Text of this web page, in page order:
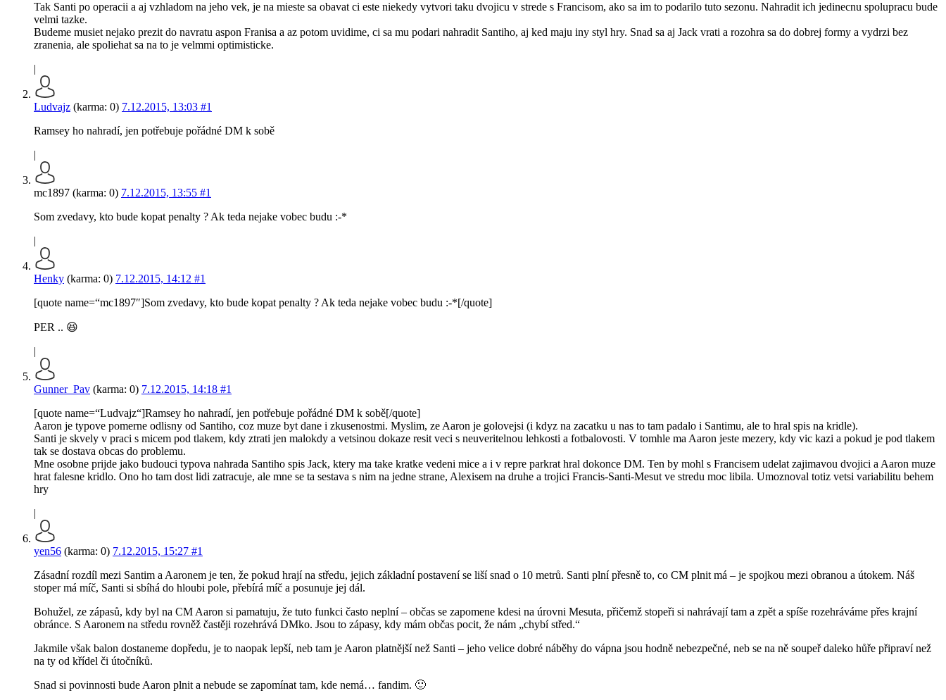
Tak Santi po operacii a aj vzhladom na jeho vek, je na mieste sa obavat ci este niekedy vytvori taku dvojicu v strede s Francisom, ako sa im to podarilo tuto sezonu. Nahradit ich jedinecnu spolupracu bude
velmi tazke.
Budeme musiet nejako prezit do navratu aspon Franisa a az potom uvidime, ci sa mu podari nahradit Santiho, aj ked maju iny styl hry. Snad sa aj Jack vrati a rozohra sa do dobrej formy a vydrzi bez
zranenia, ale spoliehat sa na to je velmmi optimisticke.
|
Ludvajz (karma: 0) 7.12.2015, 13:03 #1
Ramsey ho nahradí, jen potřebuje pořádné DM k sobě
|
mc1897 (karma: 0) 7.12.2015, 13:55 #1
Som zvedavy, kto bude kopat penalty ? Ak teda nejake vobec budu :-*
|
Henky (karma: 0) 7.12.2015, 14:12 #1
[quote name=“mc1897″]Som zvedavy, kto bude kopat penalty ? Ak teda nejake vobec budu :-*[/quote]
PER .. 😆
|
Gunner_Pav (karma: 0) 7.12.2015, 14:18 #1
[quote name=“Ludvajz“]Ramsey ho nahradí, jen potřebuje pořádné DM k sobě[/quote]
Aaron je typove pomerne odlisny od Santiho, coz muze byt dane i zkusenostmi. Myslim, ze Aaron je golovejsi (i kdyz na zacatku u nas to tam padalo i Santimu, ale to hral spis na kridle).
Santi je skvely v praci s micem pod tlakem, kdy ztrati jen malokdy a vetsinou dokaze resit veci s neuveritelnou lehkosti a fotbalovosti. V tomhle ma Aaron jeste mezery, kdy vic kazi a pokud je pod tlakem
tak se dostava obcas do problemu.
Mne osobne prijde jako budouci typova nahrada Santiho spis Jack, ktery ma take kratke vedeni mice a i v repre parkrat hral dokonce DM. Ten by mohl s Francisem udelat zajimavou dvojici a Aaron muze
hrat falesne kridlo. Ono ho tam dost lidi zatracuje, ale mne se ta sestava s nim na jedne strane, Alexisem na druhe a trojici Francis-Santi-Mesut ve stredu moc libila. Umoznoval totiz vetsi variabilitu behem
hry
|
yen56 (karma: 0) 7.12.2015, 15:27 #1
Zásadní rozdíl mezi Santim a Aaronem je ten, že pokud hrají na středu, jejich základní postavení se liší snad o 10 metrů. Santi plní přesně to, co CM plnit má – je spojkou mezi obranou a útokem. Náš
stoper má míč, Santi si sbíhá do hloubi pole, přebírá míč a posunuje jej dál.
Bohužel, ze zápasů, kdy byl na CM Aaron si pamatuju, že tuto funkci často neplní – občas se zapomene kdesi na úrovni Mesuta, přičemž stopeři si nahrávají tam a zpět a spíše rozehráváme přes krajní
obránce. S Aaronem na středu rovněž častěji rozehrává DMko. Jsou to zápasy, kdy mám občas pocit, že nám „chybí střed.“
Jakmile však balon dostaneme dopředu, je to naopak lepší, neb tam je Aaron platnější než Santi – jeho velice dobré náběhy do vápna jsou hodně nebezpečné, neb se na ně soupeř daleko hůře připraví než
na ty od křídel či útočníků.
Snad si povinnosti bude Aaron plnit a nebude se zapomínat tam, kde nemá… fandim. 🙂